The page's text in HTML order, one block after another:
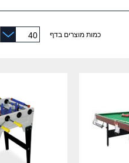
כמות מוצרים בדף